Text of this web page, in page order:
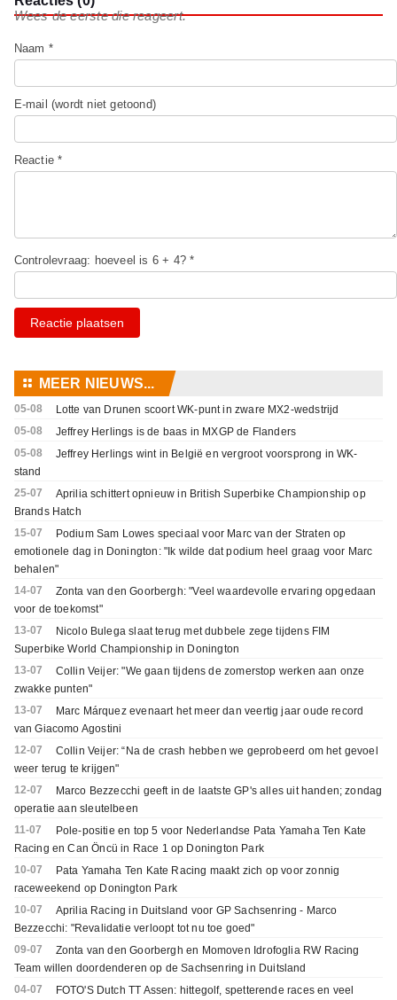
Wees de eerste die reageert.
Naam *
E-mail (wordt niet getoond)
Reactie *
Controlevraag: hoeveel is 6 + 4? *
Reactie plaatsen
⚏ MEER NIEUWS...
05-08
Lotte van Drunen scoort WK-punt in zware MX2-wedstrijd
05-08
Jeffrey Herlings is de baas in MXGP de Flanders
05-08
Jeffrey Herlings wint in België en vergroot voorsprong in WK-
stand
25-07
Aprilia schittert opnieuw in British Superbike Championship op
Brands Hatch
15-07
Podium Sam Lowes speciaal voor Marc van der Straten op
emotionele dag in Donington: "Ik wilde dat podium heel graag voor Marc
behalen"
14-07
Zonta van den Goorbergh: "Veel waardevolle ervaring opgedaan
voor de toekomst"
13-07
Nicolo Bulega slaat terug met dubbele zege tijdens FIM
Superbike World Championship in Donington
13-07
Collin Veijer: "We gaan tijdens de zomerstop werken aan onze
zwakke punten"
13-07
Marc Márquez evenaart het meer dan veertig jaar oude record
van Giacomo Agostini
12-07
Collin Veijer: “Na de crash hebben we geprobeerd om het gevoel
weer terug te krijgen"
12-07
Marco Bezzecchi geeft in de laatste GP's alles uit handen; zondag
operatie aan sleutelbeen
11-07
Pole-positie en top 5 voor Nederlandse Pata Yamaha Ten Kate
Racing en Can Öncü in Race 1 op Donington Park
10-07
Pata Yamaha Ten Kate Racing maakt zich op voor zonnig
raceweekend op Donington Park
10-07
Aprilia Racing in Duitsland voor GP Sachsenring - Marco
Bezzecchi: "Revalidatie verloopt tot nu toe goed"
09-07
Zonta van den Goorbergh en Momoven Idrofoglia RW Racing
Team willen doordenderen op de Sachsenring in Duitsland
04-07
FOTO'S Dutch TT Assen: hittegolf, spetterende races en veel